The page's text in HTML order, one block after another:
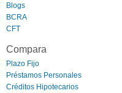
Blogs
BCRA
CFT
Compara
Plazo Fijo
Préstamos Personales
Créditos Hipotecarios